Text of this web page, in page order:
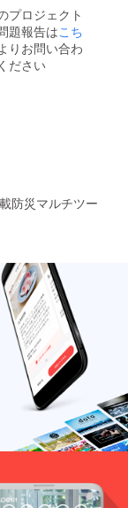
が遅れ
る場合
があり
ます。
プロジェクト
題報告はこち
りお問い合わ
ださい
防災マルチツー